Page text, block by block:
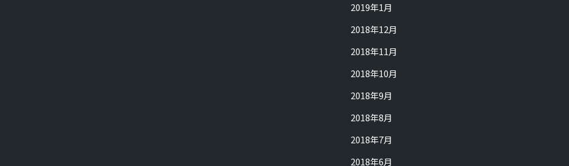
2019年1月
2018年12月
2018年11月
2018年10月
2018年9月
2018年8月
2018年7月
2018年6月